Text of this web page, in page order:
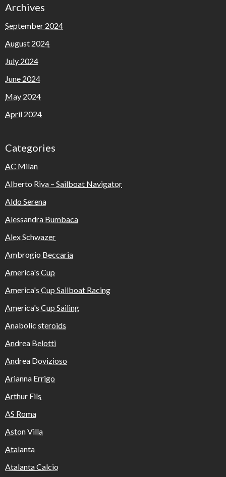
Archives
September 2024
August 2024
July 2024
June 2024
May 2024
April 2024
Categories
AC Milan
Alberto Riva – Sailboat Navigator
Aldo Serena
Alessandra Bumbaca
Alex Schwazer
Ambrogio Beccaria
America's Cup
America's Cup Sailboat Racing
America's Cup Sailing
Anabolic steroids
Andrea Belotti
Andrea Dovizioso
Arianna Errigo
Arthur Fils
AS Roma
Aston Villa
Atalanta
Atalanta Calcio